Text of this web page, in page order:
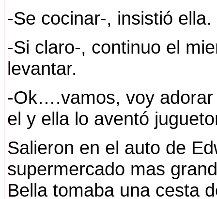
-Se cocinar-, insistió ella.
-Si claro-, continuo el
levantar.
-Ok….vamos, voy
el y ella lo aventó
Salieron en el auto de
supermercado mas
Bella tomaba una cesta